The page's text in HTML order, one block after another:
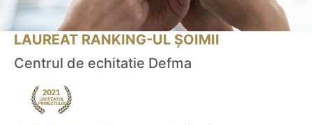
LAUREAT RANKING-UL ȘOIMII
Centrul de echitatie Defma